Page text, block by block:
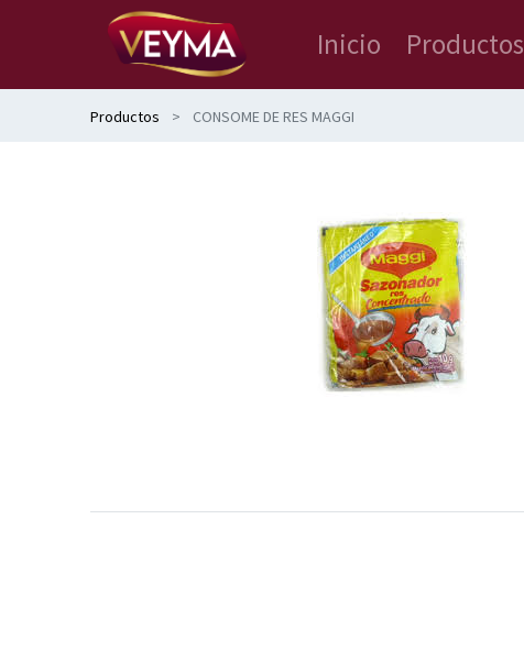
Inicio Productos
Productos CONSOME DE RES MAGGI